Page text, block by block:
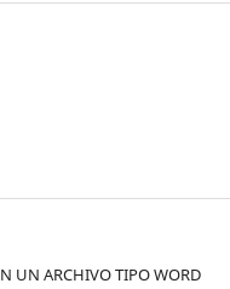
UN ARCHIVO TIPO WORD